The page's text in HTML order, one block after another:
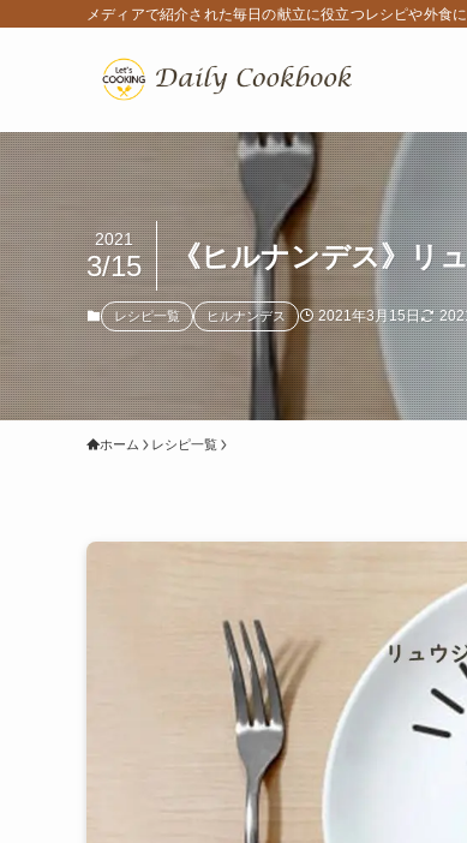
メディアで紹介された毎日の献立に役立つレシピや外食
《ヒルナンデス》リ
2021
3/15
レシピ一覧 ヒルナンデス 2021年3月15日
ホーム レシピ一覧